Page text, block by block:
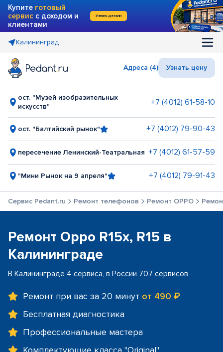
Купите готовый
сервис с доходом и
клиентами
Узнать детали
Калининград
Адреса (4) Узнать цену
ост. "Музей изобразительных
искусств"
+7 (4012) 61-58-10
ост. "Балтийский рынок" +7 (4012) 79-90-43
пересечение Ленинский-Театральная +7 (4012) 61-57-59
"Мини Рынок на 9 апреля" +7 (4012) 79-91-43
Сервис Pedant.ru Ремонт телефонов Ремонт OPPO
Ремонт Oppo R15x, R15 в
Калининграде
В Калининграде 4 сервиса, в России 707 сервисов
Ремонт при вас за 20 минут от 490 ₽
Бесплатная диагностика
Профессиональные мастера